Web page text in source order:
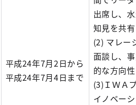
平成24年7月2日から
平成24年7月4日まで
出席し、
知見を共有
(2) マレー
面談し、
的な方向
(3)ＩＷＡ
イノベー